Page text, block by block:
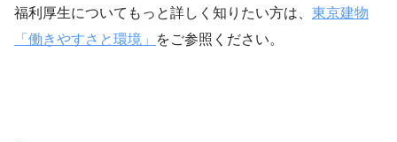
福利厚生についてもっと詳しく知りたい方は、 東京建物
「働きやすさと環境」
をご参照ください。